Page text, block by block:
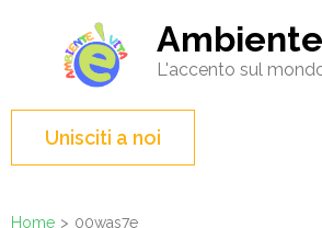
contenuto
(premi
Invio)
L'accento sul
Unisciti a noi
Home > 00was7e